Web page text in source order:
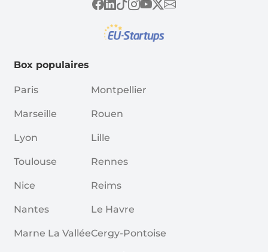
Box populaires
Paris
Marseille
Lyon
Toulouse
Nice
Nantes
Marne La Vallée
Montpellier
Rouen
Lille
Rennes
Reims
Le Havre
Cergy-Pontoise